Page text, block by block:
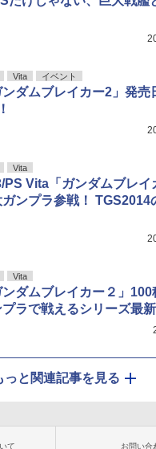
Vita イベント
ンダムブレイカー2」発売
Vita
PS Vita「ガンダムブレイ
ガンプラ参戦！ TGS2014
Vita
ンダムブレイカー２」
プラで戦えるシリーズ最新
っと関連記事を見る
て お問い合